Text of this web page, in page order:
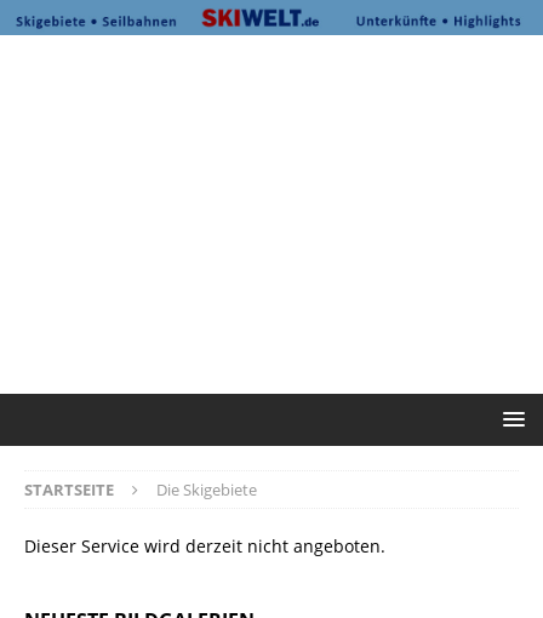
STARTSEITE Die Skigebiete
Dieser Service wird derzeit nicht angeboten.